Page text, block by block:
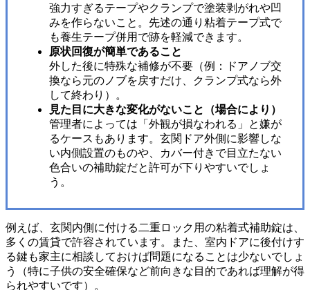
強力すぎるテープやクランプで塗装剥がれや凹
みを作らないこと。先述の通り粘着テープ式で
も養生テープ併用で跡を軽減できます。
原状回復が簡単であること
外した後に特殊な補修が不要（例：ドアノブ交
換なら元のノブを戻すだけ、クランプ式なら外
して終わり）。
見た目に大きな変化がないこと（場合により）
管理者によっては「外観が損なわれる」と嫌が
るケースもあります。玄関ドア外側に影響しな
い内側設置のものや、カバー付きで目立たない
色合いの補助錠だと許可が下りやすいでしょ
う。
例えば、玄関内側に付ける二重ロック用の粘着式補助錠は、
多くの賃貸で許容されています。また、室内ドアに後付けす
る鍵も家主に相談しておけば問題になることは少ないでしょ
う（特に子供の安全確保など前向きな目的であれば理解が得
られやすいです）。